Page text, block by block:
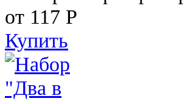
от 117 Р
Купить